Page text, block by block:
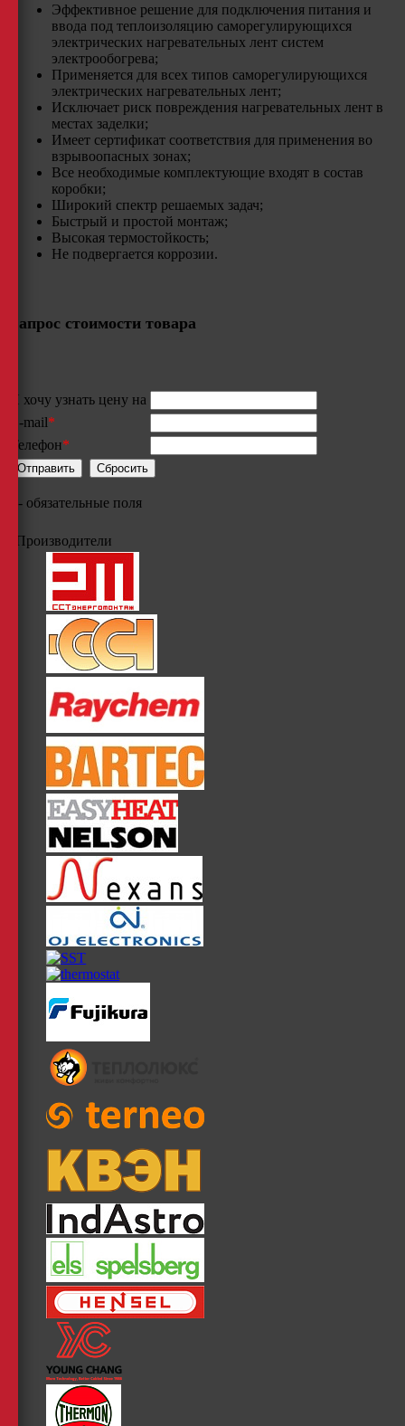
Эффективное решение для подключения питания и
ввода под теплоизоляцию саморегулирующихся
электрических нагревательных лент систем
электрообогрева;
Применяется для всех типов саморегулирующихся
электрических нагревательных лент;
Исключает риск повреждения нагревательных лент в
местах заделки;
Имеет сертификат соответствия для применения во
взрывоопасных зонах;
Все необходимые комплектующие входят в состав
коробки;
Широкий спектр решаемых задач;
Быстрый и простой монтаж;
Высокая термостойкость;
Не подвергается коррозии.
Запрос стоимости товара
Я хочу узнать цену на
E-mail*
Телефон*
- обязательные поля
Производители